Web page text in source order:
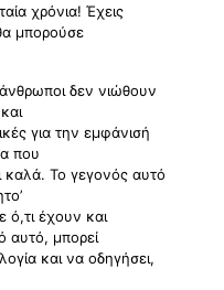
χρόνια! Έχεις
μπορούσε
άνθρωποι δεν νιώθουν
για την εμφάνισή
που
καλά. Το γεγονός αυτό
έχουν και
αυτό, μπορεί
και να οδηγήσει,